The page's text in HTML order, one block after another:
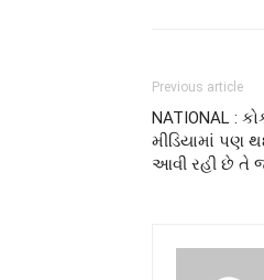
Previous article
NATIONAL :
મીડિયામાં પણ
આવી રહી છે તે